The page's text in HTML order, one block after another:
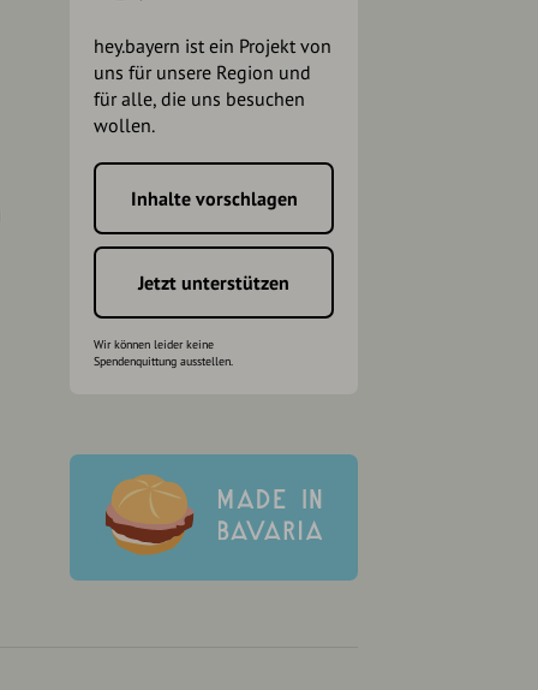
hey.bayern ist ein Projekt von
uns für unsere Region und
für alle, die uns besuchen
wollen.
Inhalte vorschlagen
Jetzt unterstützen
Wir können leider keine
Spendenquittung ausstellen.